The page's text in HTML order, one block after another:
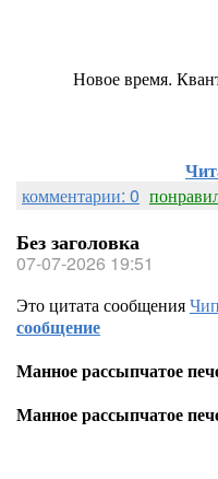
Новое время.
комментарии: 0
Без заголовка
07-07-2026 19:51
Это цитата сообщения
сообщение
Манное рассыпчатое
Манное рассыпчатое